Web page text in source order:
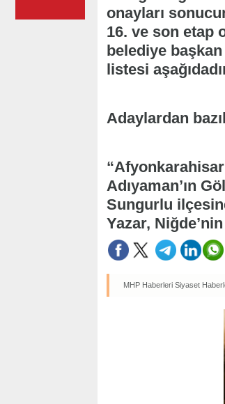
onayları
16. ve son etap
belediye başkan
listesi
Adaylardan
Adıyaman’ın
Sungurlu
Yazar,
MHP Haberleri Siyaset